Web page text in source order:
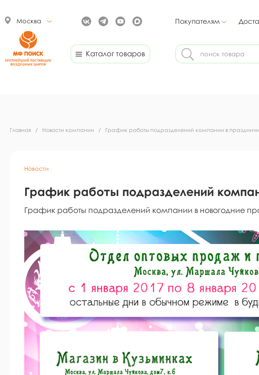
Москва Покупателям
Каталог товаров
Главная / Новости компании / График работы подразделений компании в
Новости
График работы подразделений
График работы подразделений компании в новогодние